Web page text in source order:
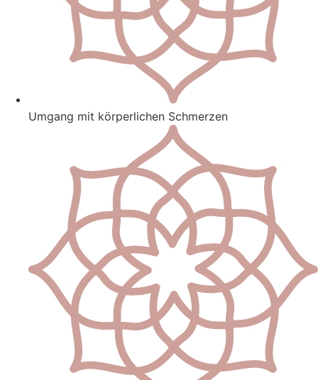
Umgang mit körperlichen Schmerzen